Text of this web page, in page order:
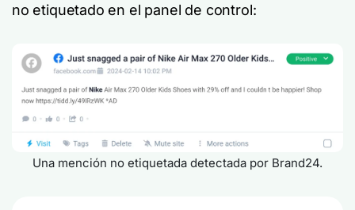
no etiquetado en el panel de control:
Una mención no etiquetada detectada por Brand24.